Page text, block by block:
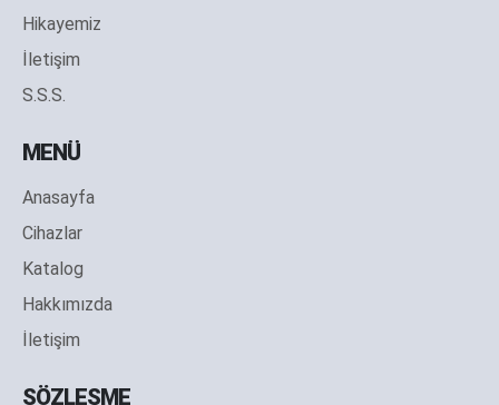
Hikayemiz
İletişim
S.S.S.
MENÜ
Anasayfa
Cihazlar
Katalog
Hakkımızda
İletişim
SÖZLEŞME